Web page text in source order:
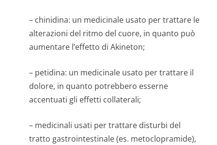
– chinidina: un medicinale usato per trattare le
alterazioni del ritmo del cuore, in quanto può
aumentare l’effetto di Akineton;
– petidina: un medicinale usato per trattare il
dolore, in quanto potrebbero esserne
accentuati gli effetti collaterali;
– medicinali usati per trattare disturbi del
tratto gastrointestinale (es. metoclopramide),